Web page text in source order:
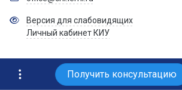
Версия для слабовидящих
Личный кабинет КИУ
Получить консультацию